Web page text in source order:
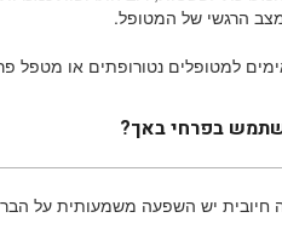
הרגשי של המטופל.
למטופלים נטורופתים או מטפל
בפרחי באך?
חיובית יש השפעה משמעותית על